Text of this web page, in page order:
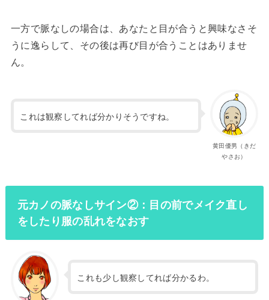
一方で脈なしの場合は、あなたと目が合うと興味なさそ
うに逸らして、その後は再び目が合うことはありませ
ん。
黄田優男（きだ
やさお）
これは観察してれば分かりそうですね。
元カノの脈なしサイン②：目の前でメイク直し
をしたり服の乱れをなおす
これも少し観察してれば分かるわ。